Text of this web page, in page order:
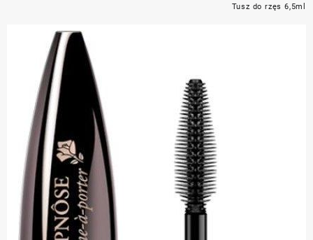
Tusz do rzęs 6,5ml